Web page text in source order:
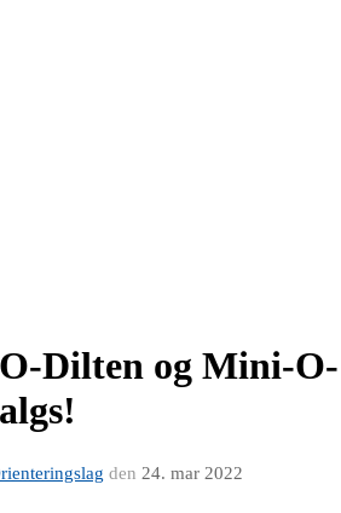
Dilten og Mini-O-
den 24. mar 2022